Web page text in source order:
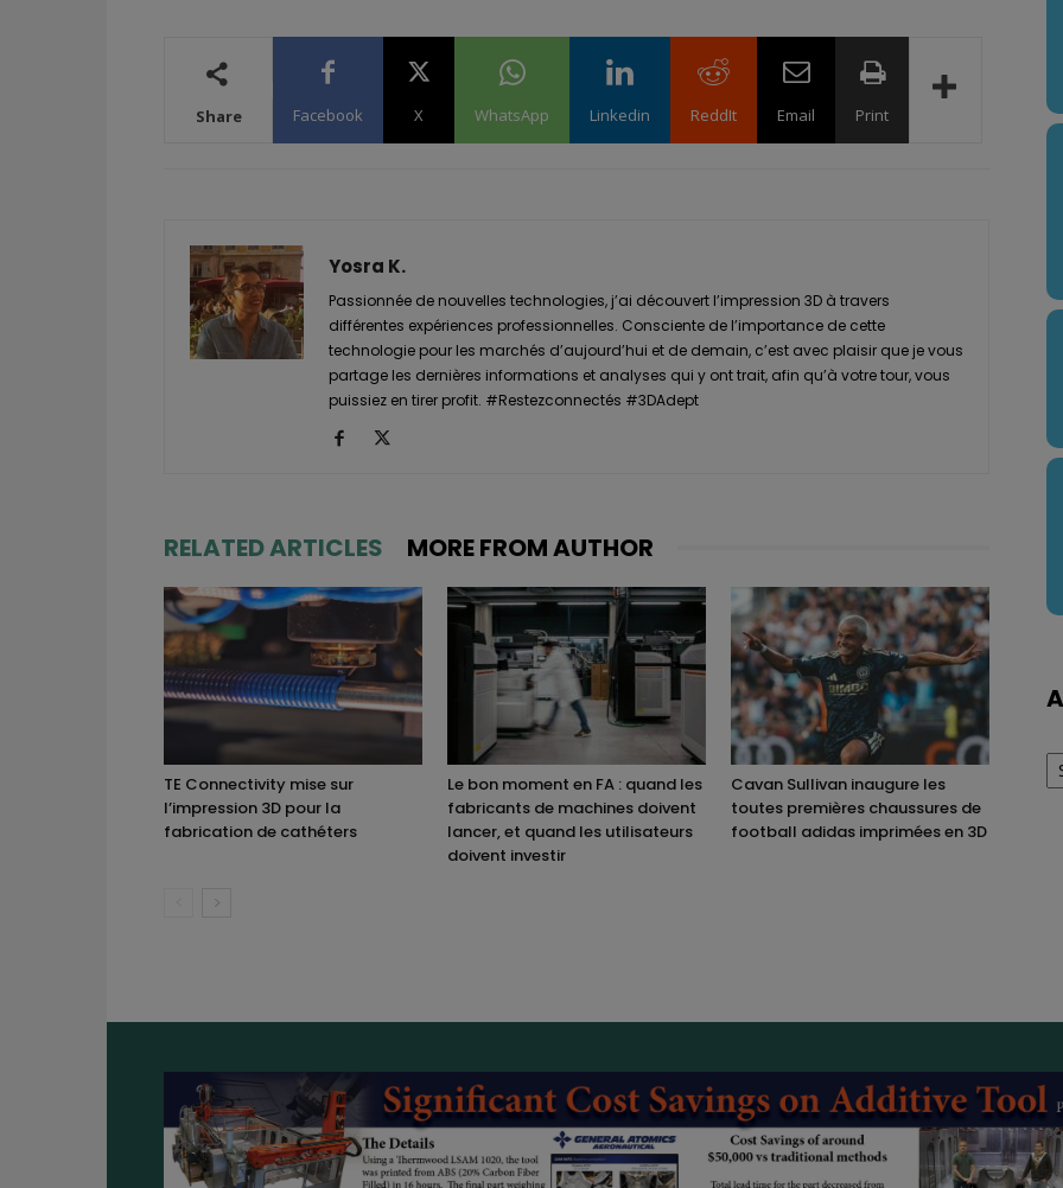
Share Facebook X WhatsApp Linkedin ReddIt Email Print
Yosra K.
Passionnée de nouvelles technologies, j’ai découvert l’impression 3D à travers
différentes expériences professionnelles. Consciente de l’importance de cette
technologie pour les marchés d’aujourd’hui et de demain, c’est avec plaisir que je vous
partage les dernières informations et analyses qui y ont trait, afin qu’à votre tour, vous
puissiez en tirer profit. #Restezconnectés #3DAdept
RELATED ARTICLES MORE FROM AUTHOR
TE Connectivity mise sur
l’impression 3D pour la
fabrication de cathéters
Le bon moment en FA : quand les
fabricants de machines doivent
lancer, et quand les utilisateurs
doivent investir
Cavan Sullivan inaugure les
toutes premières chaussures de
football adidas imprimées en 3D